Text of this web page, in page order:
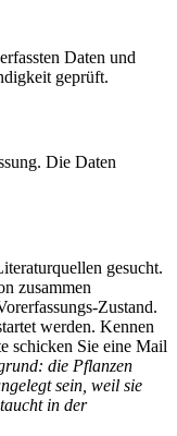
Daten und
geprüft.
Die Daten
gesucht.
zusammen
Zustand.
werden. Kennen
schicken Sie eine Mail
die Pflanzen
sein, weil sie
in der